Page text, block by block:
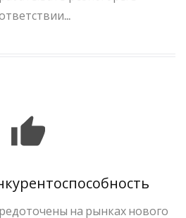
на рынках нового